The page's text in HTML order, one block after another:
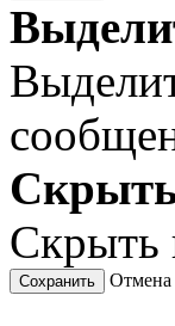
Скрыть
Сохранить Отмена